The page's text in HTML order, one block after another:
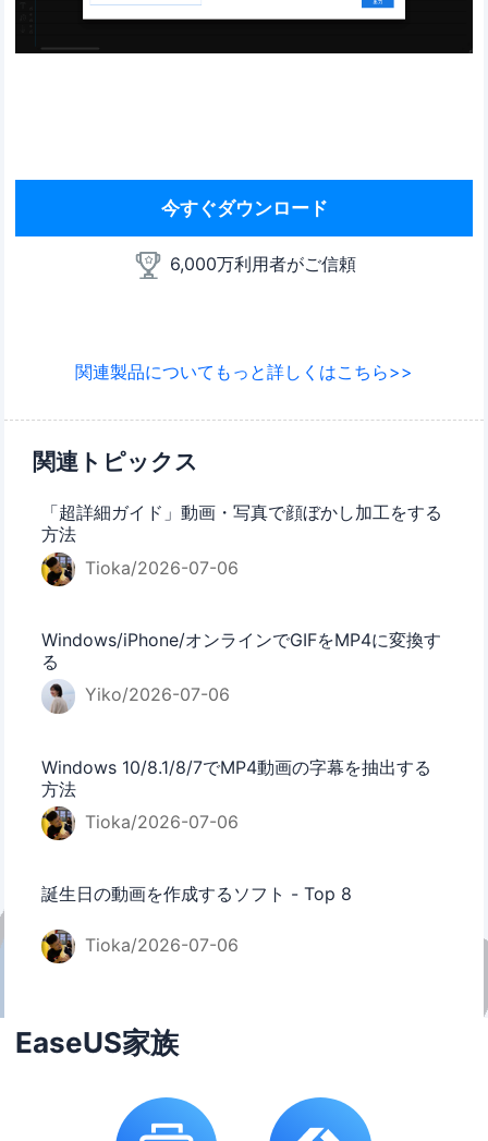
今すぐダウンロード
6,000万利用者がご信頼
関連製品についてもっと詳しくはこちら>>
関連トピックス
「超詳細ガイド」動画・写真で顔ぼかし加工をする
方法
Tioka/2026-07-06
Windows/iPhone/オンラインでGIFをMP4に変換す
る
Yiko/2026-07-06
Windows 10/8.1/8/7でMP4動画の字幕を抽出する
方法
Tioka/2026-07-06
誕生日の動画を作成するソフト - Top 8
Tioka/2026-07-06
EaseUS家族